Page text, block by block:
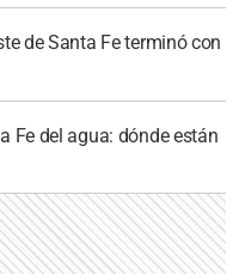
de Santa Fe terminó con
Fe del agua: dónde están